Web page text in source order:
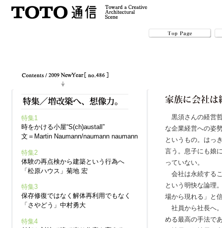
特集1
時をかける小屋“S(ch)austall”
文＝Martin Naumann/naumann naumann
特集2
体験の再点検から建築という行為へ
「松原ハウス」菊地 宏
特集3
保存修復ではなく解体再利用でもなく
「さやどう」中村勇大
特集4
黒須さんの経営
な企業経営への姿
というもの。はっ
言う。息子にも娘
っていない。
会社は永続する
という明快な論理
場から現れる」と
社員から社長へ
める最高の手法で